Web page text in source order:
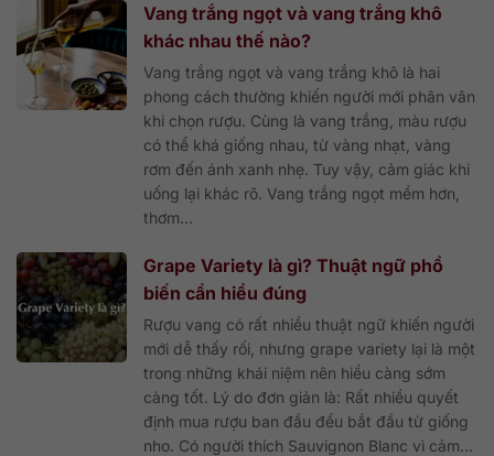
Vang trắng ngọt và vang trắng khô
khác nhau thế nào?
Vang trắng ngọt và vang trắng khô là hai
phong cách thường khiến người mới phân vân
khi chọn rượu. Cùng là vang trắng, màu rượu
có thể khá giống nhau, từ vàng nhạt, vàng
rơm đến ánh xanh nhẹ. Tuy vậy, cảm giác khi
uống lại khác rõ. Vang trắng ngọt mềm hơn,
thơm...
Grape Variety là gì? Thuật ngữ phổ
biến cần hiểu đúng
Rượu vang có rất nhiều thuật ngữ khiến người
mới dễ thấy rối, nhưng grape variety lại là một
trong những khái niệm nên hiểu càng sớm
càng tốt. Lý do đơn giản là: Rất nhiều quyết
định mua rượu ban đầu đều bắt đầu từ giống
nho. Có người thích Sauvignon Blanc vì cảm...